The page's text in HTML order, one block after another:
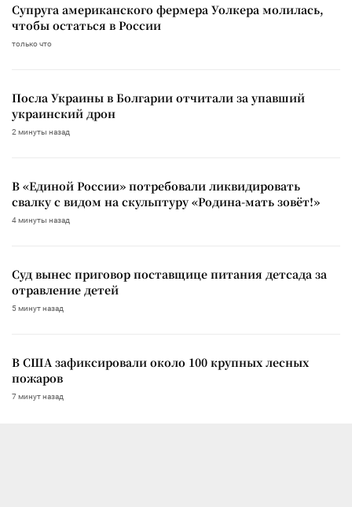
Супруга американского фермера Уолкера молилась,
чтобы остаться в России
только что
Посла Украины в Болгарии отчитали за упавший
украинский дрон
2 минуты назад
В «Единой России» потребовали ликвидировать
свалку с видом на скульптуру «Родина-мать зовёт!»
4 минуты назад
Суд вынес приговор поставщице питания детсада за
отравление детей
5 минут назад
В США зафиксировали около 100 крупных лесных
пожаров
7 минут назад